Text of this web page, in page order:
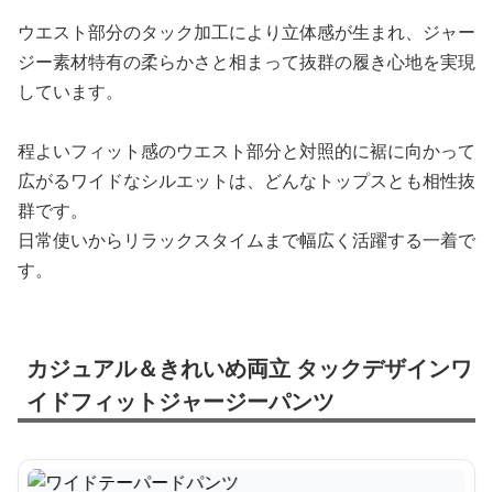
ウエスト部分のタック加工により立体感が生まれ、ジャー
ジー素材特有の柔らかさと相まって抜群の履き心地を実現
しています。
程よいフィット感のウエスト部分と対照的に裾に向かって
広がるワイドなシルエットは、どんなトップスとも相性抜
群です。
日常使いからリラックスタイムまで幅広く活躍する一着で
す。
カジュアル＆きれいめ両立 タックデザインワ
イドフィットジャージーパンツ